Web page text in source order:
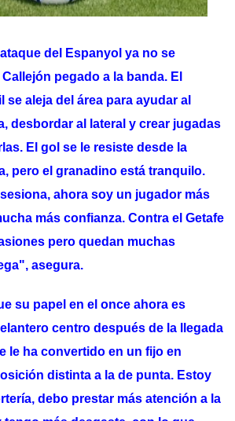
del Espanyol ya no se
pegado a la banda. El
se aleja del área para ayudar al
desbordar al lateral y crear jugadas
El gol se le resiste desde la
pero el granadino está tranquilo.
ahora soy un jugador más
más confianza. Contra el Getafe
pero quedan muchas
asegura.
su papel en el once ahora es
centro después de la llegada
le ha convertido en un fijo en
distinta a la de punta. Estoy
debo prestar más atención a la